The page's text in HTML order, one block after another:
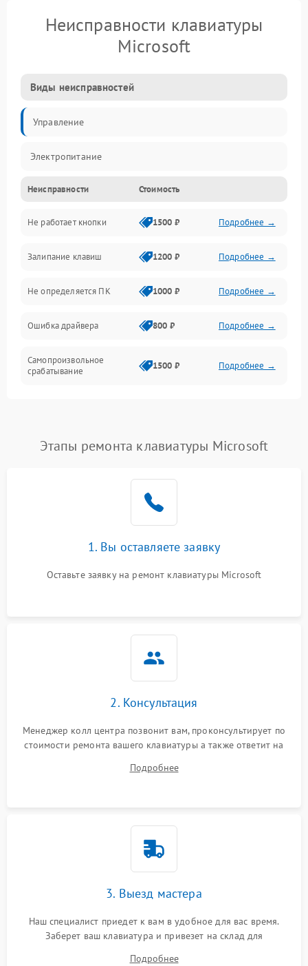
Неисправности клавиатуры
Microsoft
Виды неисправностей
Управление
Электропитание
Неисправности Стоимость
Не работает кнопки 1500 ₽ Подробнее →
Залипание клавиш 1200 ₽ Подробнее →
Не определяется ПК 1000 ₽ Подробнее →
Ошибка драйвера 800 ₽ Подробнее →
Самопроизвольное
срабатывание
1500 ₽ Подробнее →
Этапы ремонта клавиатуры Microsoft
1. Вы оставляете заявку
Оставьте заявку на ремонт клавиатуры Microsoft
2. Консультация
Менеджер колл центра позвонит вам, проконсультирует по
стоимости ремонта вашего клавиатуры а также ответит на
Подробнее
3. Выезд мастера
Наш специалист приедет к вам в удобное для вас время.
Заберет ваш клавиатура и привезет на склад для
Подробнее